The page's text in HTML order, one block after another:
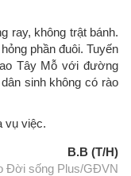
ray, không trật bánh.
phần đuôi. Tuyến
Tây Mỗ với đường
sinh không có rào
vụ việc.
B.B (T/H)
Đời sống Plus/GĐVN